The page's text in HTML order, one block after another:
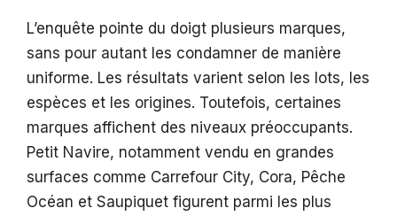
L’enquête pointe du doigt plusieurs marques,
sans pour autant les condamner de manière
uniforme. Les résultats varient selon les lots, les
espèces et les origines. Toutefois, certaines
marques affichent des niveaux préoccupants.
Petit Navire, notamment vendu en grandes
surfaces comme Carrefour City, Cora, Pêche
Océan et Saupiquet figurent parmi les plus